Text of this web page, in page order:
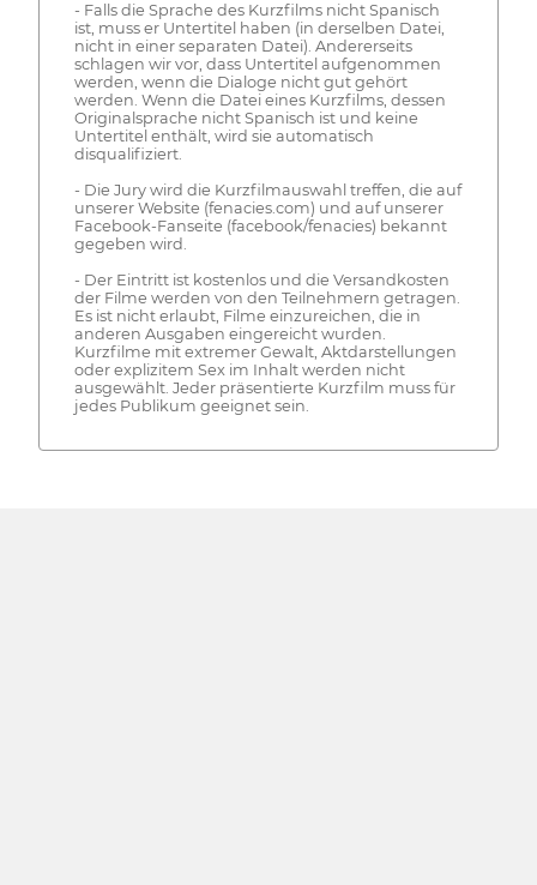
- Falls die Sprache des Kurzfilms nicht Spanisch
ist, muss er Untertitel haben (in derselben Datei,
nicht in einer separaten Datei). Andererseits
schlagen wir vor, dass Untertitel aufgenommen
werden, wenn die Dialoge nicht gut gehört
werden. Wenn die Datei eines Kurzfilms, dessen
Originalsprache nicht Spanisch ist und keine
Untertitel enthält, wird sie automatisch
disqualifiziert.
- Die Jury wird die Kurzfilmauswahl treffen, die auf
unserer Website (fenacies.com) und auf unserer
Facebook-Fanseite (facebook/fenacies) bekannt
gegeben wird.
- Der Eintritt ist kostenlos und die Versandkosten
der Filme werden von den Teilnehmern getragen.
Es ist nicht erlaubt, Filme einzureichen, die in
anderen Ausgaben eingereicht wurden.
Kurzfilme mit extremer Gewalt, Aktdarstellungen
oder explizitem Sex im Inhalt werden nicht
ausgewählt. Jeder präsentierte Kurzfilm muss für
jedes Publikum geeignet sein.